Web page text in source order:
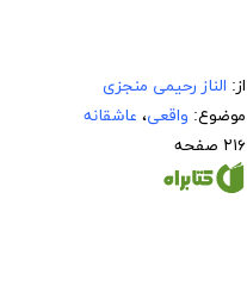
از: الناز رحیمی منجزی
موضوع: واقعی، عاشقانه
۲۱۶ صفحه